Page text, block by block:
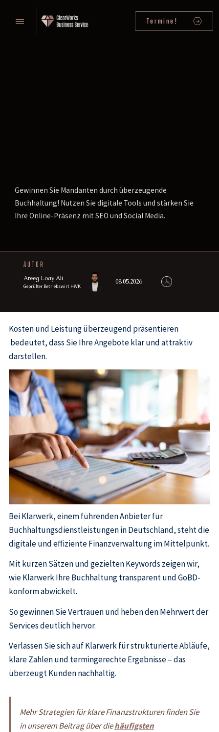
Termine!
Gewinnen Sie Mandanten durch überzeugende
Buchhaltung! Nutzen Sie digitale Tools und stärken Sie
Ihre Online-Präsenz mit SEO und Social Media.
AUTOR
Areeg Loay Ali
Geprüfter Betriebswirt HWK
08.05.2026
Kosten und Leistung überzeugend präsentieren
bedeutet, dass Sie Ihre Angebote klar und attraktiv
darstellen.
Bei Klarwerk, einem führenden Anbieter für
Buchhaltungsdienstleistungen in Deutschland, steht die
digitale und effiziente Finanzverwaltung im Mittelpunkt.
Mit kurzen Sätzen und gezielten Keywords zeigen wir,
wie Klarwerk Ihre Buchhaltung transparent und GoBD-
konform abwickelt.
So gewinnen Sie Vertrauen und heben den Mehrwert der
Services deutlich hervor.
Verlassen Sie sich auf Klarwerk für strukturierte Abläufe,
klare Zahlen und termingerechte Ergebnisse – das
überzeugt Kunden nachhaltig.
Mehr Strategien für klare Finanzstrukturen finden Sie
in unserem Beitrag über diehäufigsten